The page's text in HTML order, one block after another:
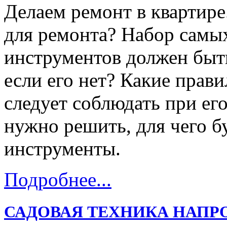
Делаем ремонт в
для ремонта? Набор
инструментов должен
если его нет? Какие
следует соблюдать при
нужно решить, для чего
инструменты.
Подробнее...
САДОВАЯ ТЕХНИКА